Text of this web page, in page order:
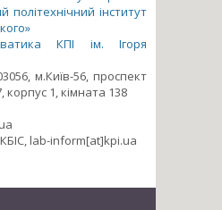
політехнічний інститут
КПІ ім. Ігоря
м.Київ-56, проспект
корпус 1, кімната 138
lab-inform[at]kpi.ua